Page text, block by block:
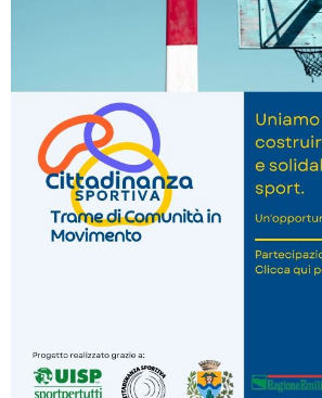
Tiziano Pesce nel Cda di Fondazione
Roma